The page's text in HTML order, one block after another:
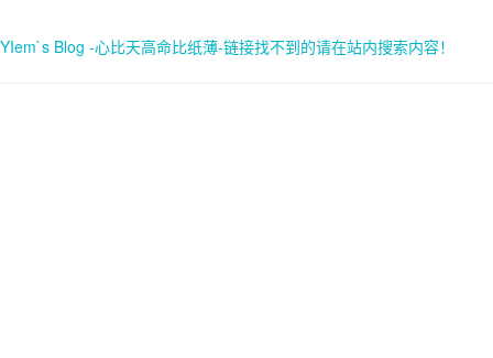
YIem`s Blog -心比天高命比纸薄-链接找不到的请在站内搜索内容！